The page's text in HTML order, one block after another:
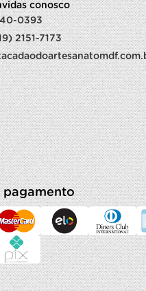
conosco
0393
2151-7173
pagamento